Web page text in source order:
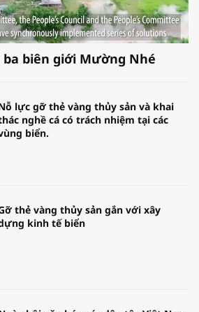
biên giới Mường Nhé
lực gỡ thẻ vàng thủy sản và khai
nghề cá có trách nhiệm tại các
biển.
thẻ vàng thủy sản gắn với xây
kinh tế biển